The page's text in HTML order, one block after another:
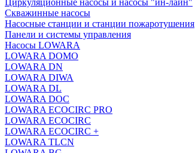
Циркуляционные насосы и насосы "ин-лайн"
Скважинные насосы
Насосные станции и станции пожаротушения
Панели и системы управления
Насосы LOWARA
LOWARA DOMO
LOWARA DN
LOWARA DIWA
LOWARA DL
LOWARA DOC
LOWARA ECOCIRC PRO
LOWARA ECOCIRC
LOWARA ECOCIRC +
LOWARA TLCN